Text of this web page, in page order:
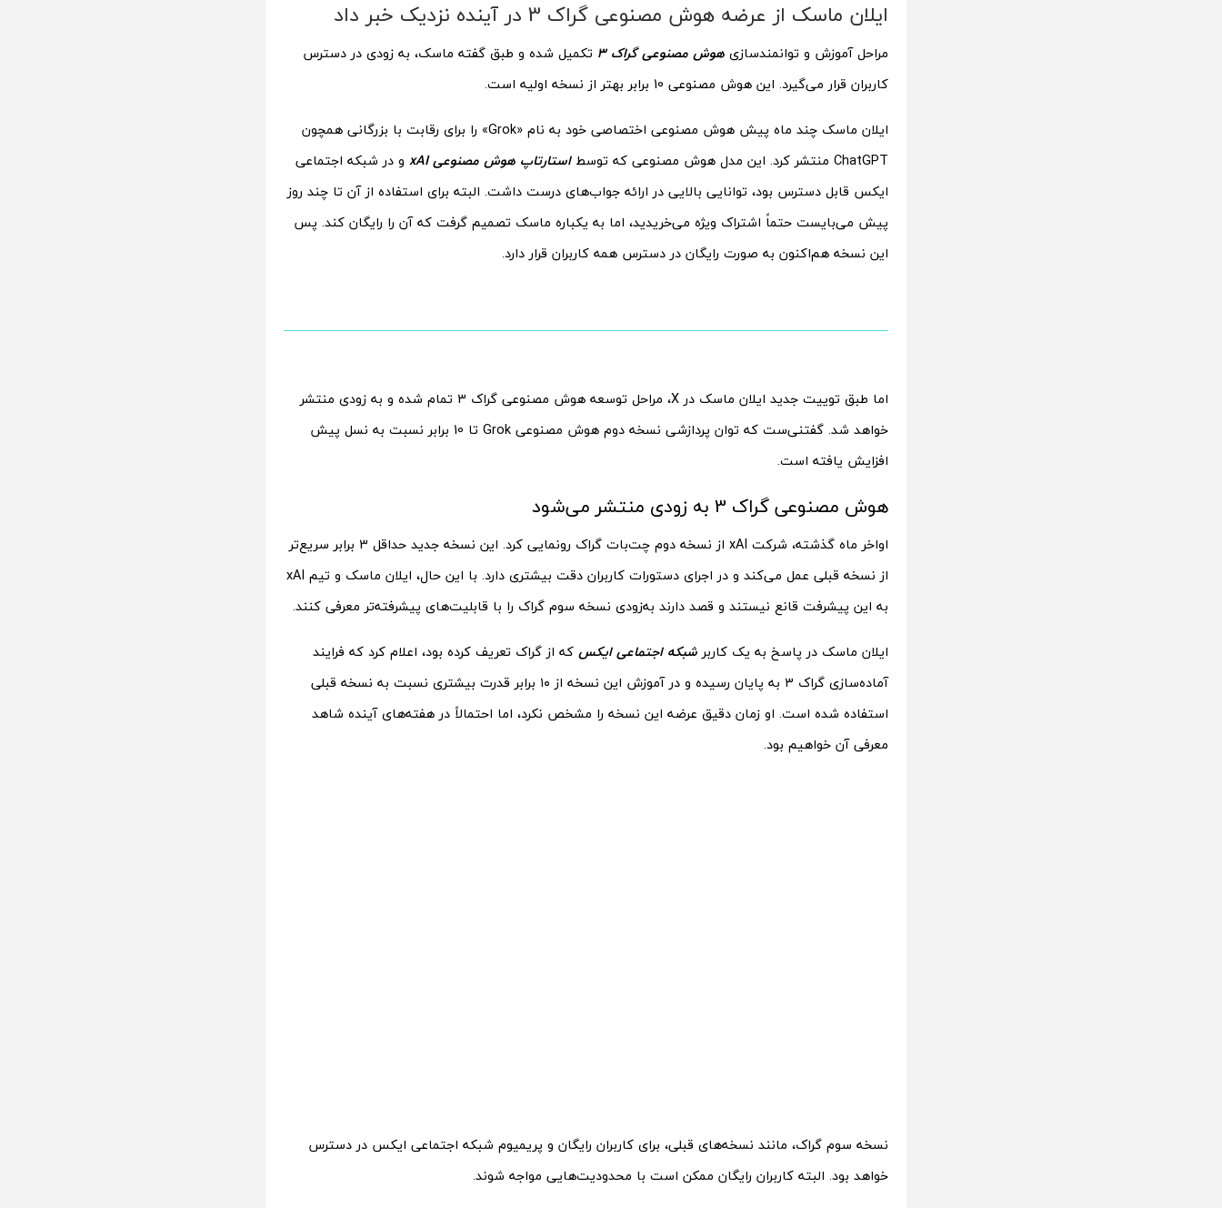
ایلان ماسک از عرضه هوش مصنوعی گراک 3 در آینده نزدیک خبر داد
مراحل آموزش و توانمندسازی هوش مصنوعی گراک 3
تکمیل شده و طبق گفته ماسک، به زودی در دسترس
کاربران قرار می‌گیرد. این هوش مصنوعی 10 برابر بهتر از نسخه اولیه است.
ایلان ماسک چند ماه پیش هوش مصنوعی اختصاصی خود به نام «Grok» را برای رقابت با بزرگانی همچون
ChatGPT منتشر کرد. این مدل هوش مصنوعی که توسط
استارتاپ هوش مصنوعی xAI
و در شبکه اجتماعی
ایکس قابل دسترس بود، توانایی بالایی در ارائه جواب‌های درست داشت. البته برای استفاده از آن تا چند روز
پیش می‌بایست حتماً اشتراک ویژه می‌خریدید، اما به یکباره ماسک تصمیم گرفت که آن را رایگان کند. پس
این نسخه هم‌اکنون به صورت رایگان در دسترس همه کاربران قرار دارد.
اما طبق توییت جدید ایلان ماسک در X، مراحل توسعه هوش مصنوعی گراک 3 تمام شده و به زودی منتشر
خواهد شد. گفتنی‌ست که توان پردازشی نسخه دوم هوش مصنوعی Grok تا 10 برابر نسبت به نسل پیش
افزایش یافته است.
هوش مصنوعی گراک 3 به زودی منتشر می‌شود
اواخر ماه گذشته، شرکت xAI از نسخه دوم چت‌بات گراک رونمایی کرد. این نسخه جدید حداقل 3 برابر سریع‌تر
از نسخه قبلی عمل می‌کند و در اجرای دستورات کاربران دقت بیشتری دارد. با این حال، ایلان ماسک و تیم xAI
به این پیشرفت قانع نیستند و قصد دارند به‌زودی نسخه سوم گراک را با قابلیت‌های پیشرفته‌تر معرفی کنند.
ایلان ماسک در پاسخ به یک کاربر شبکه اجتماعی ایکس که از گراک تعریف کرده بود، اعلام کرد که فرایند
آماده‌سازی گراک ۳ به پایان رسیده و در آموزش این نسخه از ۱۰ برابر قدرت بیشتری نسبت به نسخه قبلی
استفاده شده است. او زمان دقیق عرضه این نسخه را مشخص نکرد، اما احتمالاً در هفته‌های آینده شاهد
معرفی آن خواهیم بود.
نسخه سوم گراک، مانند نسخه‌های قبلی، برای کاربران رایگان و پریمیوم شبکه اجتماعی ایکس در دسترس
خواهد بود. البته کاربران رایگان ممکن است با محدودیت‌هایی مواجه شوند.